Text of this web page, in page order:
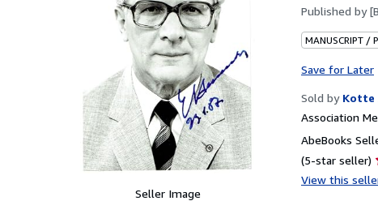
Seller Image
Published by
MANUSCRIPT /
Save for Later
Sold by Kotte
Association
AbeBooks
(5-star seller)
View this